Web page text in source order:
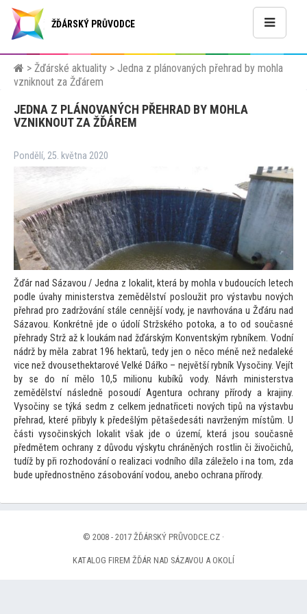
ŽĎÁRSKÝ PRŮVODCE
> Žďárské aktuality > Jedna z plánovaných přehrad by mohla
vzniknout za Žďárem
JEDNA Z PLÁNOVANÝCH PŘEHRAD BY MOHLA
VZNIKNOUT ZA ŽĎÁREM
Pondělí, 25. května 2020
Žďár nad Sázavou / Jedna z lokalit, která by mohla v budoucích letech
podle úvahy ministerstva zemědělství posloužit pro výstavbu nových
přehrad pro zadržování stále cennější vody, je navrhována u Žďáru nad
Sázavou. Konkrétně jde o údolí Stržského potoka, a to od současné
přehrady Strž až k loukám nad žďárským Konventským rybníkem. Vodní
nádrž by měla zabrat 196 hektarů, tedy jen o něco méně než nedaleké
vice než dvousethektarové Velké Dářko – největší rybník Vysočiny. Vejít
by se do ní mělo 10,5 milionu kubíků vody. Návrh ministerstva
zemědělství následně posoudí Agentura ochrany přírody a krajiny.
Vysočiny se týká sedm z celkem jednatřiceti nových tipů na výstavbu
přehrad, které přibyly k předešlým pětašedesáti navrženým místům. U
části vysočinských lokalit však jde o území, která jsou současně
předmětem ochrany z důvodu výskytu chráněných rostlin či živočichů,
tudíž by při rozhodování o realizaci vodního díla záleželo i natom, zda
bude upřednostněno zásobování vodou, anebo ochrana přírody.
© 2008 - 2017 ŽĎÁRSKÝ PRŮVODCE.CZ ·
KATALOG FIREM ŽĎÁR NAD SÁZAVOU A OKOLÍ